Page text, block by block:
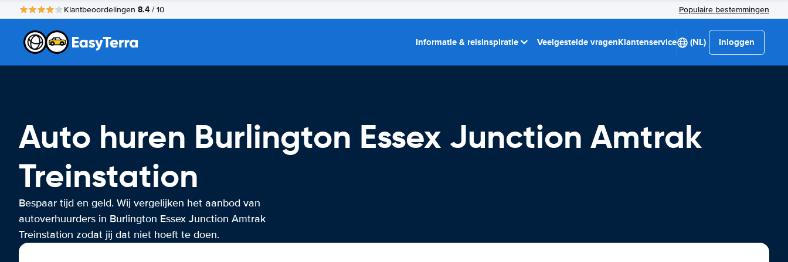
Klantbeoordelingen 8.4 / 10 Populaire bestemmingen
Informatie & reisinspiratie Veelgestelde vragenKlantenservice (NL) Inloggen
Auto huren Burlington Essex Junction Amtrak
Treinstation
Bespaar tijd en geld. Wij vergelijken het aanbod van
autoverhuurders in Burlington Essex Junction Amtrak
Treinstation zodat jij dat niet hoeft te doen.